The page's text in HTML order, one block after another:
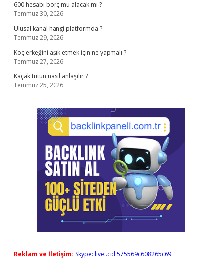
600 hesabı borç mu alacak mı ?
Temmuz 30, 2026
Ulusal kanal hangi platformda ?
Temmuz 29, 2026
Koç erkeğini aşık etmek için ne yapmalı ?
Temmuz 27, 2026
Kaçak tütün nasıl anlaşılır ?
Temmuz 25, 2026
Reklam ve İletişim: Skype: live:.cid.575569c608265c69